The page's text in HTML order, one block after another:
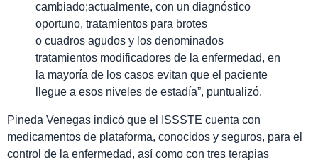
cambiado;actualmente, con un diagnóstico
oportuno, tratamientos para brotes
o cuadros agudos y los denominados
tratamientos modificadores de la enfermedad, en
la mayoría de los casos evitan que el paciente
llegue a esos niveles de estadía”, puntualizó.
Pineda Venegas indicó que el ISSSTE cuenta con
medicamentos de plataforma, conocidos y seguros, para el
control de la enfermedad, así como con tres terapias